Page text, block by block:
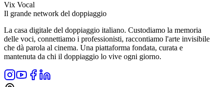
Vix Vocal
Il grande network del doppiaggio
La casa digitale del doppiaggio italiano. Custodiamo la memoria
delle voci, connettiamo i professionisti, raccontiamo l'arte invisibile
che dà parola al cinema. Una piattaforma fondata, curata e
mantenuta da chi il doppiaggio lo vive ogni giorno.